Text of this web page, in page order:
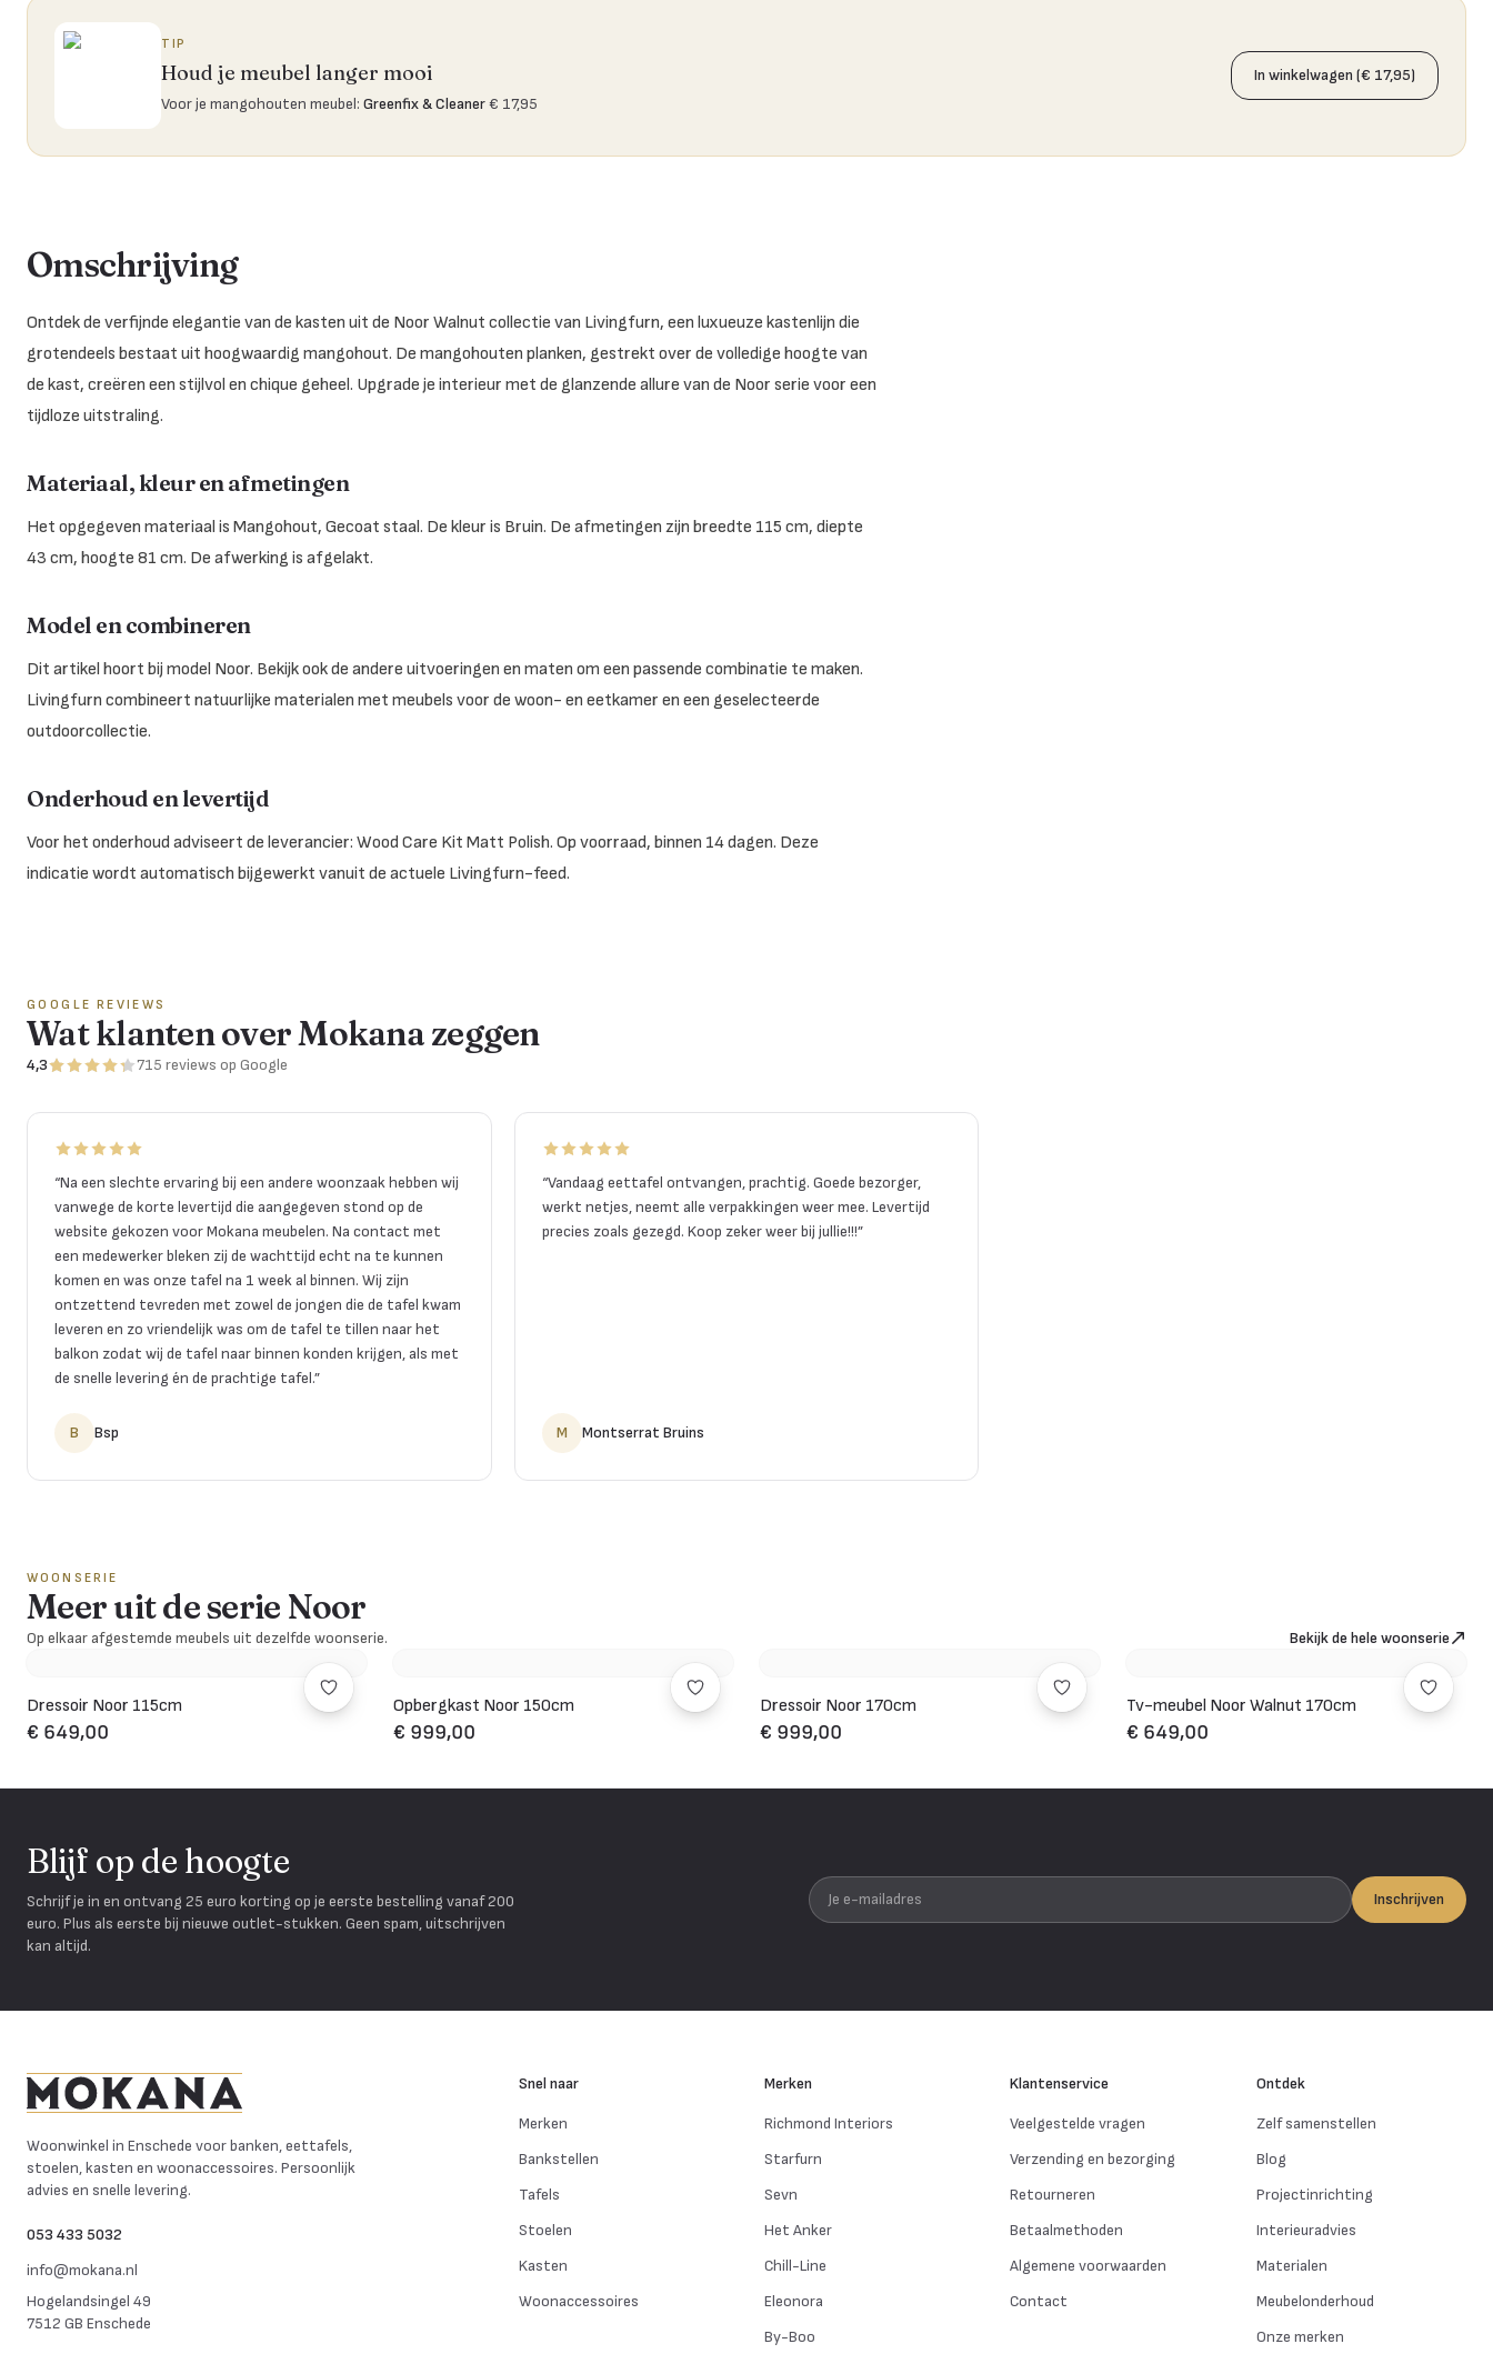
TIP
Houd je meubel langer mooi
Voor je mangohouten meubel: Greenfix & Cleaner€ 17,95
In winkelwagen (€ 17,95)
Omschrijving
Ontdek de verfijnde elegantie van de kasten uit de Noor Walnut collectie van Livingfurn, een luxueuze kastenlijn die
grotendeels bestaat uit hoogwaardig mangohout. De mangohouten planken, gestrekt over de volledige hoogte van
de kast, creëren een stijlvol en chique geheel. Upgrade je interieur met de glanzende allure van de Noor serie voor een
tijdloze uitstraling.
Materiaal, kleur en afmetingen
Het opgegeven materiaal is Mangohout, Gecoat staal. De kleur is Bruin. De afmetingen zijn breedte 115 cm, diepte
43 cm, hoogte 81 cm. De afwerking is afgelakt.
Model en combineren
Dit artikel hoort bij model Noor. Bekijk ook de andere uitvoeringen en maten om een passende combinatie te maken.
Livingfurn combineert natuurlijke materialen met meubels voor de woon- en eetkamer en een geselecteerde
outdoorcollectie.
Onderhoud en levertijd
Voor het onderhoud adviseert de leverancier: Wood Care Kit Matt Polish. Op voorraad, binnen 14 dagen. Deze
indicatie wordt automatisch bijgewerkt vanuit de actuele Livingfurn-feed.
GOOGLE REVIEWS
Wat klanten over Mokana zeggen
4,3 715 reviews op Google
“Na een slechte ervaring bij een andere woonzaak hebben wij
vanwege de korte levertijd die aangegeven stond op de
website gekozen voor Mokana meubelen. Na contact met
een medewerker bleken zij de wachttijd echt na te kunnen
komen en was onze tafel na 1 week al binnen. Wij zijn
ontzettend tevreden met zowel de jongen die de tafel kwam
leveren en zo vriendelijk was om de tafel te tillen naar het
balkon zodat wij de tafel naar binnen konden krijgen, als met
de snelle levering én de prachtige tafel.”
B Bsp
“Vandaag eettafel ontvangen, prachtig. Goede bezorger,
werkt netjes, neemt alle verpakkingen weer mee. Levertijd
precies zoals gezegd. Koop zeker weer bij jullie!!!”
M Montserrat Bruins
WOONSERIE
Meer uit de serie Noor
Op elkaar afgestemde meubels uit dezelfde woonserie. Bekijk de hele woonserie
Dressoir Noor 115cm
€ 649,00
Opbergkast Noor 150cm
€ 999,00
Dressoir Noor 170cm
€ 999,00
Tv-meubel Noor Walnut 170cm
€ 649,00
Blijf op de hoogte
Schrijf je in en ontvang 25 euro korting op je eerste bestelling vanaf 200
euro. Plus als eerste bij nieuwe outlet-stukken. Geen spam, uitschrijven
kan altijd.
Je e-mailadres
Inschrijven
Woonwinkel in Enschede voor banken, eettafels,
stoelen, kasten en woonaccessoires. Persoonlijk
advies en snelle levering.
053 433 5032
info@mokana.nl
Hogelandsingel 49
7512 GB Enschede
Snel naar
Merken
Bankstellen
Tafels
Stoelen
Kasten
Woonaccessoires
Merken
Richmond Interiors
Starfurn
Sevn
Het Anker
Chill-Line
Eleonora
By-Boo
Klantenservice
Veelgestelde vragen
Verzending en bezorging
Retourneren
Betaalmethoden
Algemene voorwaarden
Contact
Ontdek
Zelf samenstellen
Blog
Projectinrichting
Interieuradvies
Materialen
Meubelonderhoud
Onze merken